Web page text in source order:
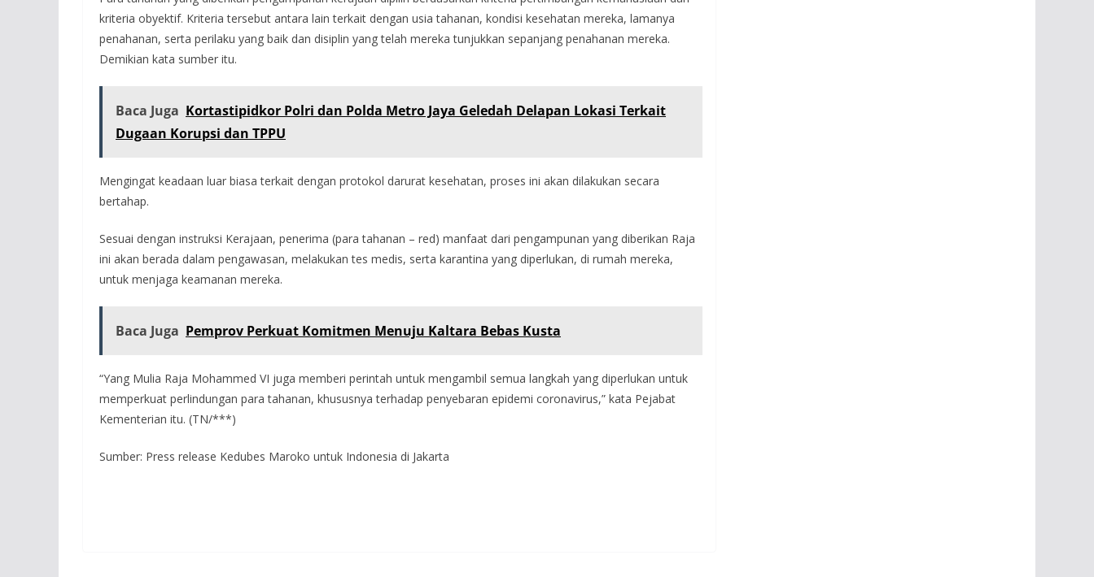
kriteria obyektif. Kriteria tersebut antara lain terkait dengan usia tahanan, kondisi kesehatan mereka, lamanya
penahanan, serta perilaku yang baik dan disiplin yang telah mereka tunjukkan sepanjang penahanan mereka.
Demikian kata sumber itu.
Baca Juga Kortastipidkor Polri dan Polda Metro Jaya Geledah Delapan Lokasi Terkait
Dugaan Korupsi dan TPPU
Mengingat keadaan luar biasa terkait dengan protokol darurat kesehatan, proses ini akan dilakukan secara
bertahap.
Sesuai dengan instruksi Kerajaan, penerima (para tahanan – red) manfaat dari pengampunan yang diberikan Raja
ini akan berada dalam pengawasan, melakukan tes medis, serta karantina yang diperlukan, di rumah mereka,
untuk menjaga keamanan mereka.
Baca Juga Pemprov Perkuat Komitmen Menuju Kaltara Bebas Kusta
“Yang Mulia Raja Mohammed VI juga memberi perintah untuk mengambil semua langkah yang diperlukan untuk
memperkuat perlindungan para tahanan, khususnya terhadap penyebaran epidemi coronavirus,” kata Pejabat
Kementerian itu. (TN/***)
Sumber: Press release Kedubes Maroko untuk Indonesia di Jakarta